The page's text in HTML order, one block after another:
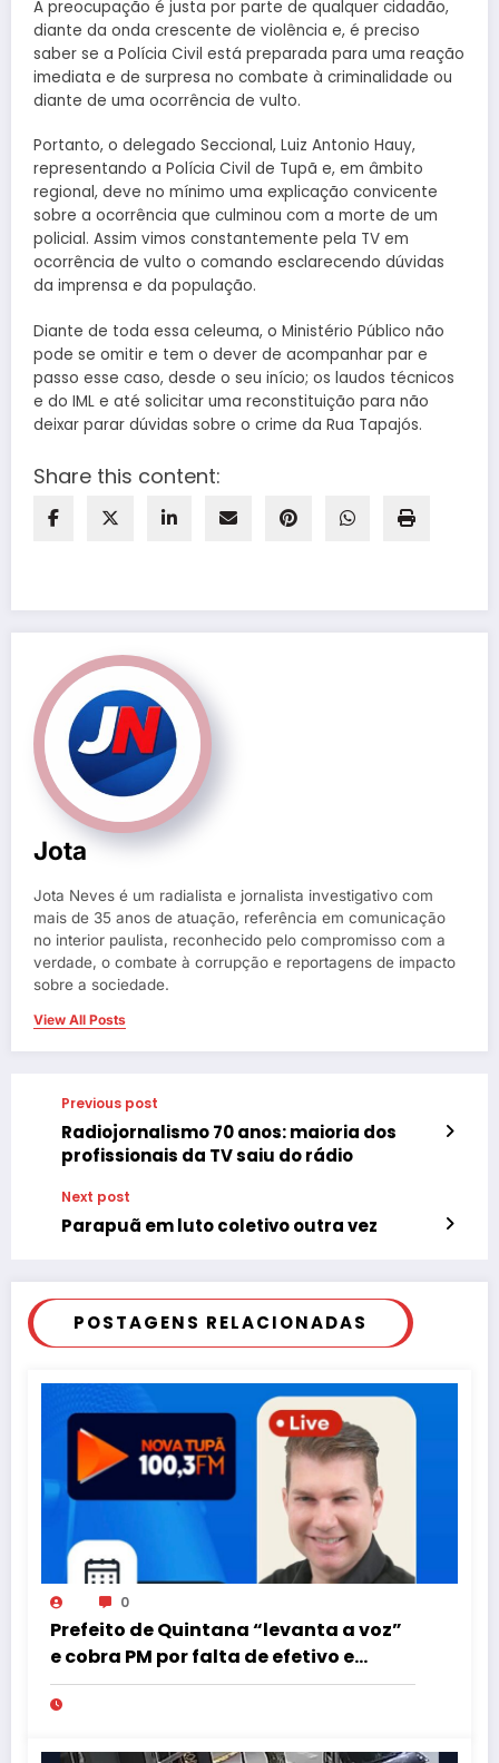
A preocupação é justa por parte de qualquer cidadão,
diante da onda crescente de violência e, é preciso
saber se a Polícia Civil está preparada para uma reação
imediata e de surpresa no combate à criminalidade ou
diante de uma ocorrência de vulto.
Portanto, o delegado Seccional, Luiz Antonio Hauy,
representando a Polícia Civil de Tupã e, em âmbito
regional, deve no mínimo uma explicação convicente
sobre a ocorrência que culminou com a morte de um
policial. Assim vimos constantemente pela TV em
ocorrência de vulto o comando esclarecendo dúvidas
da imprensa e da população.
Diante de toda essa celeuma, o Ministério Público não
pode se omitir e tem o dever de acompanhar par e
passo esse caso, desde o seu início; os laudos técnicos
e do IML e até solicitar uma reconstituição para não
deixar parar dúvidas sobre o crime da Rua Tapajós.
Share this content:
Jota
Jota Neves é um radialista e jornalista investigativo com
mais de 35 anos de atuação, referência em comunicação
no interior paulista, reconhecido pelo compromisso com a
verdade, o combate à corrupção e reportagens de impacto
sobre a sociedade.
View All Posts
Previous post
Radiojornalismo 70 anos: maioria dos
profissionais da TV saiu do rádio
Next post
Parapuã em luto coletivo outra vez
POSTAGENS RELACIONADAS
0
Prefeito de Quintana “levanta a voz”
e cobra PM por falta de efetivo e
viaturas na região